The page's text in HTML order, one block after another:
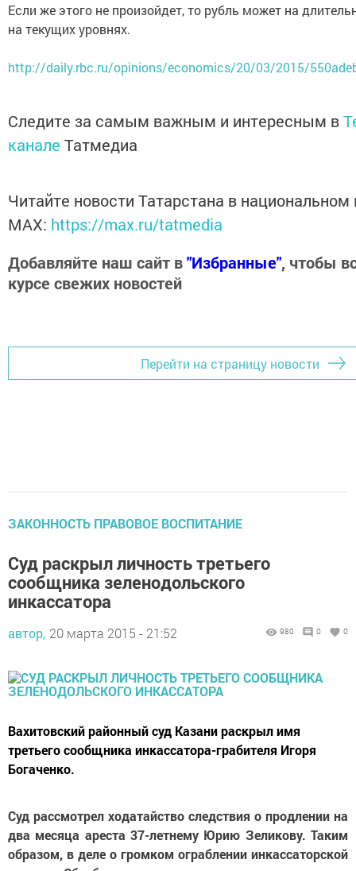
Если же этого не произойдет, то рубль может на
на текущих уровнях.
http://daily.rbc.ru/opinions/economics/20/03/2015/
Следите за самым важным и интересным в
канале Татмедиа
Читайте новости Татарстана в
MАХ: https://max.ru/tatmedia
Добавляйте наш сайт в"Избранные", чтобы
курсе свежих новостей
Перейти на страницу новости
ЗАКОННОСТЬ ПРАВОВОЕ ВОСПИТАНИЕ
Суд раскрыл личность третьего
сообщника зеленодольского
инкассатора
автор, 20 марта 2015 - 21:52 980 0 0
Вахитовский районный суд Казани раскрыл имя
третьего сообщника инкассатора-грабителя Игоря
Богаченко.
Суд рассмотрел ходатайство следствия о продлении на
два месяца ареста 37-летнему Юрию Зеликову. Таким
образом, в деле о громком ограблении инкассаторской